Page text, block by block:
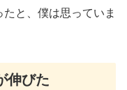
と、僕は思っていま
伸びた